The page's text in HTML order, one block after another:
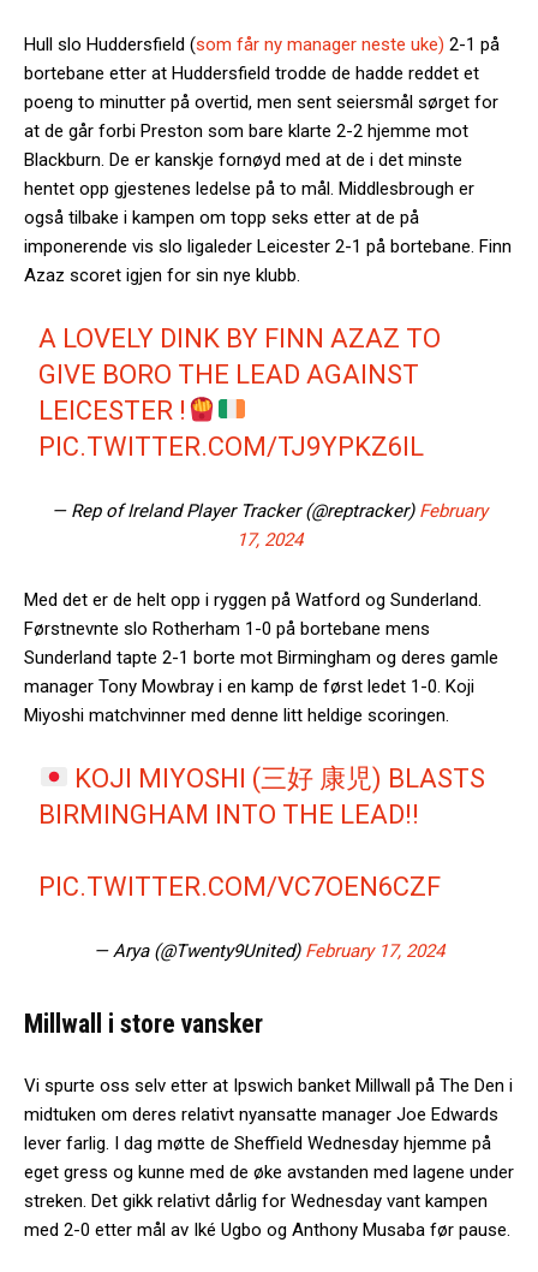
Hull slo Huddersfield (som får ny manager neste uke) 2-1 på
bortebane etter at Huddersfield trodde de hadde reddet et
poeng to minutter på overtid, men sent seiersmål sørget for
at de går forbi Preston som bare klarte 2-2 hjemme mot
Blackburn. De er kanskje fornøyd med at de i det minste
hentet opp gjestenes ledelse på to mål. Middlesbrough er
også tilbake i kampen om topp seks etter at de på
imponerende vis slo ligaleder Leicester 2-1 på bortebane. Finn
Azaz scoret igjen for sin nye klubb.
A LOVELY DINK BY FINN AZAZ TO
GIVE BORO THE LEAD AGAINST
LEICESTER !
PIC.TWITTER.COM/TJ9YPKZ6IL
— Rep of Ireland Player Tracker (@reptracker) February
17, 2024
Med det er de helt opp i ryggen på Watford og Sunderland.
Førstnevnte slo Rotherham 1-0 på bortebane mens
Sunderland tapte 2-1 borte mot Birmingham og deres gamle
manager Tony Mowbray i en kamp de først ledet 1-0. Koji
Miyoshi matchvinner med denne litt heldige scoringen.
KOJI MIYOSHI (三好 康児) BLASTS
BIRMINGHAM INTO THE LEAD!!
PIC.TWITTER.COM/VC7OEN6CZF
— Arya (@Twenty9United) February 17, 2024
Millwall i store vansker
Vi spurte oss selv etter at Ipswich banket Millwall på The Den i
midtuken om deres relativt nyansatte manager Joe Edwards
lever farlig. I dag møtte de Sheffield Wednesday hjemme på
eget gress og kunne med de øke avstanden med lagene under
streken. Det gikk relativt dårlig for Wednesday vant kampen
med 2-0 etter mål av Iké Ugbo og Anthony Musaba før pause.